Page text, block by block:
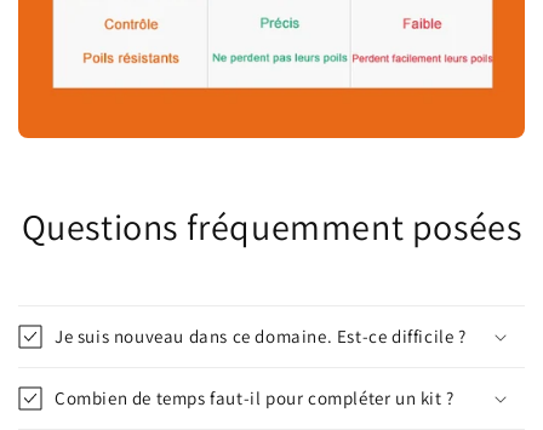
Questions fréquemment posées
Je suis nouveau dans ce domaine. Est-ce difficile ?
Combien de temps faut-il pour compléter un kit ?